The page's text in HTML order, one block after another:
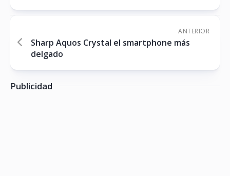
ANTERIOR
Sharp Aquos Crystal el smartphone más
delgado
Publicidad